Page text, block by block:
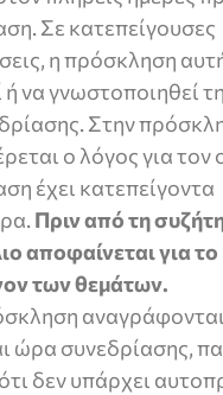
Σε κατεπείγουσες
η πρόσκληση
ή να γνωστοποιηθεί
Στην
ο λόγος για τον
έχει κατεπείγοντα
Πριν από τη
αποφαίνεται για το
των θεμάτων.
ώρα συνεδρίασης,
δεν υπάρχει